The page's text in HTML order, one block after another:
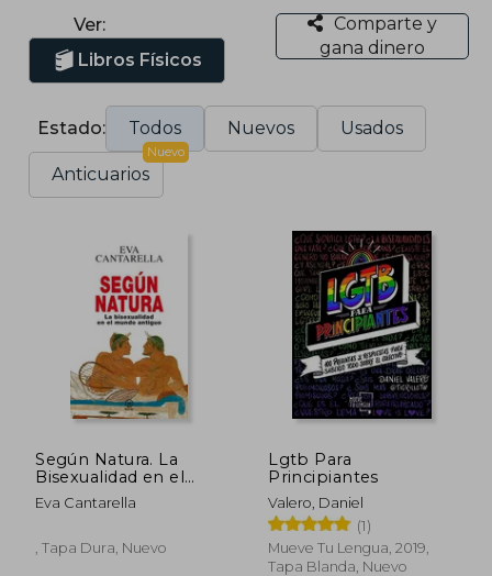
Ver:
Libros Físicos
Comparte y
gana dinero
Estado: Todos Nuevos Usados
Anticuarios
Nuevo
Según Natura. La
Bisexualidad en el
Mundo Antiguo
(Anverso)
Eva Cantarella
, Tapa Dura, Nuevo
Lgtb Para
Principiantes
Valero, Daniel
(1)
Mueve Tu Lengua, 2019,
Tapa Blanda, Nuevo